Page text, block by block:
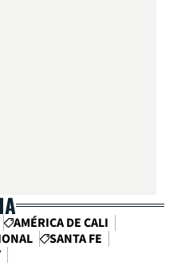
AMÉRICA DE CALI
SANTA FE